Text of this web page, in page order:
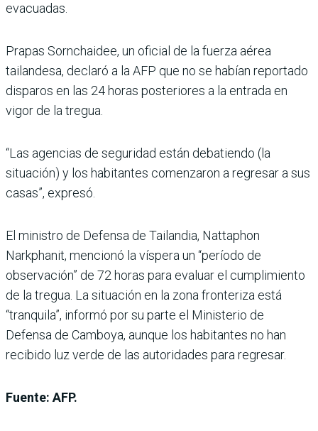
evacuadas.
Prapas Sornchaidee, un oficial de la fuerza aérea
tailandesa, declaró a la AFP que no se habían reportado
disparos en las 24 horas posteriores a la entrada en
vigor de la tregua.
“Las agencias de seguridad están debatiendo (la
situación) y los habitantes comenzaron a regresar a sus
casas”, expresó.
El ministro de Defensa de Tailandia, Nattaphon
Narkphanit, mencionó la víspera un “período de
observación” de 72 horas para evaluar el cumplimiento
de la tregua. La situación en la zona fronteriza está
“tranquila”, informó por su parte el Ministerio de
Defensa de Camboya, aunque los habitantes no han
recibido luz verde de las autoridades para regresar.
Fuente: AFP.